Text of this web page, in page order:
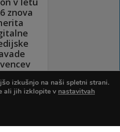
izkušnjo na naši spletni strani.
ali jih izklopite v nastavitvah